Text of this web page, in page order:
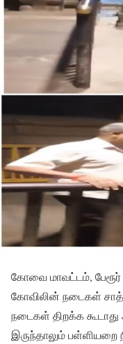
கோவை மாவட்டம், பேரூர்
கோவிலின் நடைகள்
நடைகள் திறக்க
இருந்தாலும் பள்ளியறை